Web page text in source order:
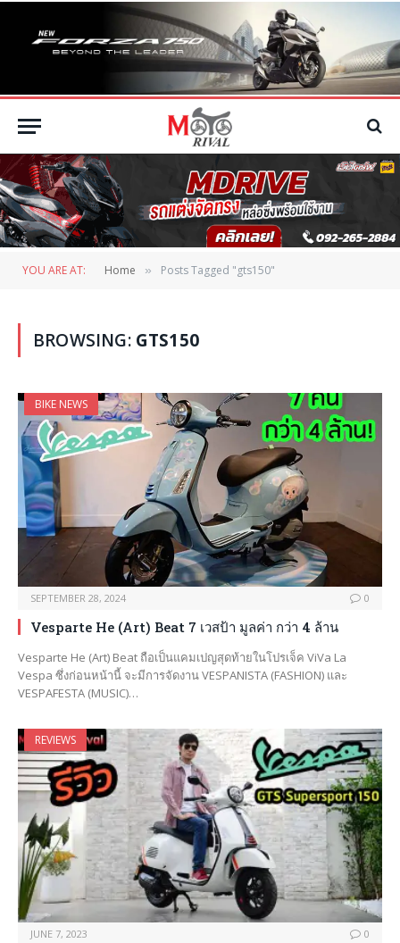
YOU ARE AT: Home » Posts Tagged "gts150"
BROWSING: GTS150
BIKE NEWS
SEPTEMBER 28, 2024 0
Vesparte He (Art) Beat 7 เวสป้า มูลค่า กว่า 4 ล้าน
Vesparte He (Art) Beat ถือเป็นแคมเปญสุดท้ายในโปรเจ็ค ViVa La
Vespa ซึ่งก่อนหน้านี้ จะมีการจัดงาน VESPANISTA (FASHION) และ
VESPAFESTA (MUSIC)…
REVIEWS
JUNE 7, 2023 0